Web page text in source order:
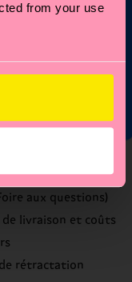
from your use
ou utilisé sur les
en solde. En vous
aux questions)
de livraison et coûts
rétractation